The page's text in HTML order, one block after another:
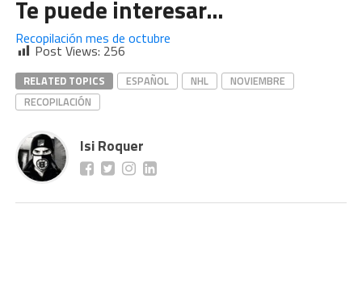
Te puede interesar…
Recopilación mes de octubre
Post Views: 256
RELATED TOPICS ESPAÑOL NHL
NOVIEMBRE
RECOPILACIÓN
Isi Roquer